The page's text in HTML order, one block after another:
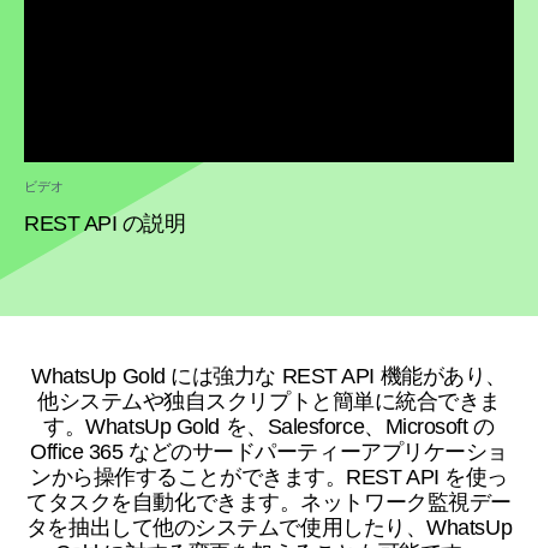
ビデオ
REST API の説明
WhatsUp Gold には強力な REST API 機能があり、
他システムや独自スクリプトと簡単に統合できま
す。WhatsUp Gold を、Salesforce、Microsoft の
Office 365 などのサードパーティーアプリケーショ
ンから操作することができます。REST API を使っ
てタスクを自動化できます。ネットワーク監視デー
タを抽出して他のシステムで使用したり、WhatsUp